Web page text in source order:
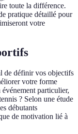
toute la différence.
pratique détaillé pour
votre
de définir vos objectifs
votre forme
particulier,
? Selon une étude
débutants
de motivation lié à